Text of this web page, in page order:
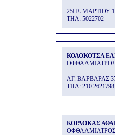
25ΗΣ ΜΑΡΤΙΟΥ
THΛ: 5022702
ΚΟΛΟΚΟΤΣΑ
ΑΓ. ΒΑΡΒΑΡΑΣ
THΛ: 210
ΚΟΡΔΟΚΑΣ